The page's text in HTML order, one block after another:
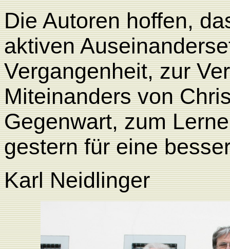
Die Autoren hoffen,
aktiven
Vergangenheit, zur
Miteinanders von
Gegenwart, zum
gestern für eine
Karl Neidlinger